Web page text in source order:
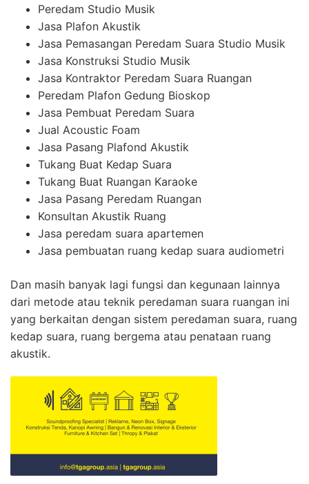
Peredam Studio Musik
Jasa Plafon Akustik
Jasa Pemasangan Peredam Suara Studio Musik
Jasa Konstruksi Studio Musik
Jasa Kontraktor Peredam Suara Ruangan
Peredam Plafon Gedung Bioskop
Jasa Pembuat Peredam Suara
Jual Acoustic Foam
Jasa Pasang Plafond Akustik
Tukang Buat Kedap Suara
Tukang Buat Ruangan Karaoke
Jasa Pasang Peredam Ruangan
Konsultan Akustik Ruang
Jasa peredam suara apartemen
Jasa pembuatan ruang kedap suara audiometri
Dan masih banyak lagi fungsi dan kegunaan lainnya
dari metode atau teknik peredaman suara ruangan ini
yang berkaitan dengan sistem peredaman suara, ruang
kedap suara, ruang bergema atau penataan ruang
akustik.